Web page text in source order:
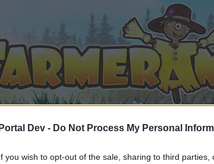
Portal Dev - Do Not Process My Personal
you wish to opt-out of the sale, sharing to third